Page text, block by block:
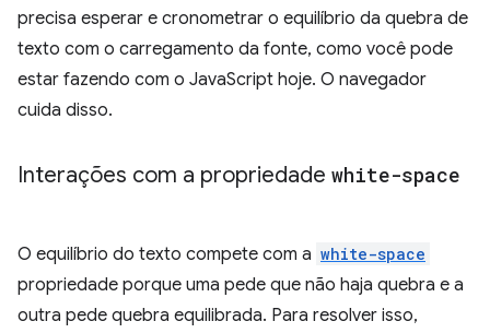
precisa esperar e cronometrar o equilíbrio da quebra de
texto com o carregamento da fonte, como você pode
estar fazendo com o JavaScript hoje. O navegador
cuida disso.
Interações com a propriedade white-space
O equilíbrio do texto compete com a white-space
propriedade porque uma pede que não haja quebra e a
outra pede quebra equilibrada. Para resolver isso,